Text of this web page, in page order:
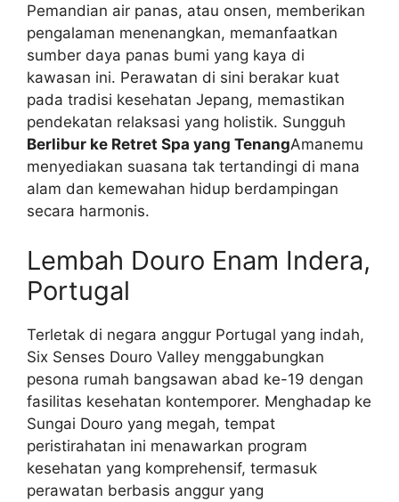
Pemandian air panas, atau onsen, memberikan
pengalaman menenangkan, memanfaatkan
sumber daya panas bumi yang kaya di
kawasan ini. Perawatan di sini berakar kuat
pada tradisi kesehatan Jepang, memastikan
pendekatan relaksasi yang holistik. Sungguh
Berlibur ke Retret Spa yang TenangAmanemu
menyediakan suasana tak tertandingi di mana
alam dan kemewahan hidup berdampingan
secara harmonis.
Lembah Douro Enam Indera,
Portugal
Terletak di negara anggur Portugal yang indah,
Six Senses Douro Valley menggabungkan
pesona rumah bangsawan abad ke-19 dengan
fasilitas kesehatan kontemporer. Menghadap ke
Sungai Douro yang megah, tempat
peristirahatan ini menawarkan program
kesehatan yang komprehensif, termasuk
perawatan berbasis anggur yang